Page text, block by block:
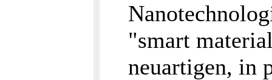
"smart
neuartigen, in